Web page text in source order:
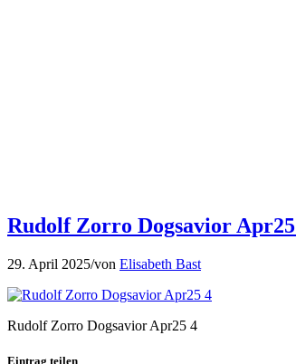
Rudolf Zorro Dogsavior
29. April 2025/von Elisabeth Bast
Rudolf Zorro Dogsavior Apr25 4
Eintrag teilen